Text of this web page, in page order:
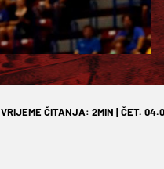
VRIJEME ČITANJA: 2MIN | ČET.